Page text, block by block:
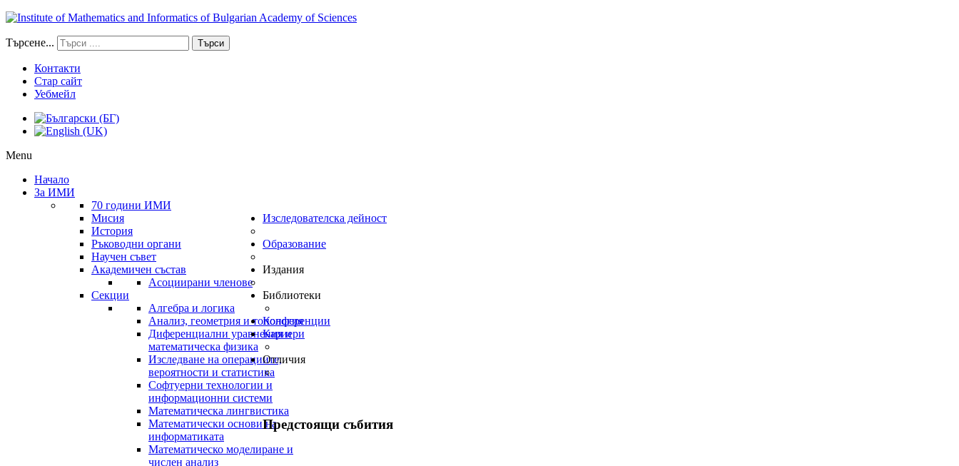
Търсене... Търси
Контакти
Стар сайт
Уебмейл
Menu
Начало
За ИМИ
70 години ИМИ
Мисия
История
Ръководни органи
Научен съвет
Академичен състав
Асоциирани членове
Секции
Алгебра и логика
Анализ, геометрия и топология
Диференциални уравнения и
математическа физика
Изследване на операциите,
вероятности и статистика
Софтуерни технологии и
информационни системи
Математическа лингвистика
Математически основи на
информатиката
Математическо моделиране и
числен анализ
Изследователска дейност
Образование
Издания
Библиотеки
Конференции
Кариери
Отличия
Предстоящи събития